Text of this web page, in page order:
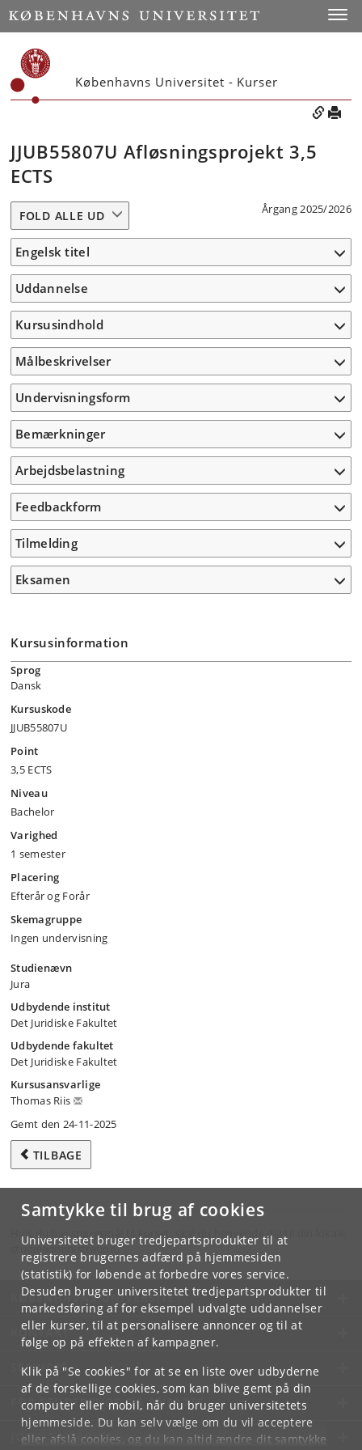
Samtykke til brug af cookies
Universitetet bruger tredjepartsprodukter til at
registrere brugernes adfærd på hjemmesiden
(statistik) for løbende at forbedre vores service.
Desuden bruger universitetet tredjepartsprodukter til
markedsføring af for eksempel udvalgte uddannelser
eller kurser, til at personalisere annoncer og til at
følge op på effekten af kampagner.
Klik på "Se cookies" for at se en liste over udbyderne
af de forskellige cookies, som kan blive gemt på din
computer eller mobil, når du bruger universitetets
hjemmeside. Du kan selv vælge om du vil acceptere
eller afslå cookies, og du kan altid ændre dit samtykke
Københavns Universitet - Kurser
JJUB55807U Afløsningsprojekt 3,5
ECTS
Årgang 2025/2026
FOLD ALLE UD
Engelsk titel
Uddannelse
Kursusindhold
Målbeskrivelser
Undervisningsform
Bemærkninger
Arbejdsbelastning
Feedbackform
Tilmelding
Eksamen
Kursusinformation
Sprog
Dansk
Kursuskode
JJUB55807U
Point
3,5 ECTS
Niveau
Bachelor
Varighed
1 semester
Placering
Efterår og Forår
Skemagruppe
Ingen undervisning
Studienævn
Jura
Udbydende institut
Det Juridiske Fakultet
Udbydende fakultet
Det Juridiske Fakultet
Kursusansvarlige
Thomas Riis
Gemt den 24-11-2025
TILBAGE
Hvis du har spørgsmål til kurset, skal du henvende dig til din lokale
studieadministration.
KØBENHAVNS UNIVERSITET
KONTAKT
SERVICES
FOR STUDERENDE OG ANSATTE
JOB OG KARRIERE